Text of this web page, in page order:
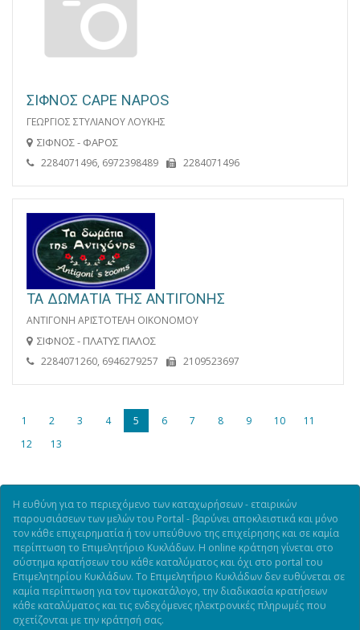
ΣΙΦΝΟΣ CAPE NAPOS
ΓΕΩΡΓΙΟΣ ΣΤΥΛΙΑΝΟΥ ΛΟΥΚΗΣ
ΣΙΦΝΟΣ - ΦΑΡΟΣ
2284071496, 6972398489 2284071496
ΤΑ ΔΩΜΑΤΙΑ ΤΗΣ ΑΝΤΙΓΟΝΗΣ
ΑΝΤΙΓΟΝΗ ΑΡΙΣΤΟΤΕΛΗ ΟΙΚΟΝΟΜΟΥ
ΣΙΦΝΟΣ - ΠΛΑΤΥΣ ΓΙΑΛΟΣ
2284071260, 6946279257 2109523697
1 2 3 4 5 6 7 8 9 10
11
12
13
Η ευθύνη για το περιεχόμενο των καταχωρήσεων - εταιρικών
παρουσιάσεων των μελών του Portal - βαρύνει αποκλειστικά και μόνο
τον κάθε επιχειρηματία ή τον υπεύθυνο της επιχείρησης και σε καμία
περίπτωση το Επιμελητήριο Κυκλάδων. Η online κράτηση γίνεται στο
σύστημα κρατήσεων του κάθε καταλύματος και όχι στο portal του
Επιμελητηρίου Κυκλάδων. Το Επιμελητήριο Κυκλάδων δεν ευθύνεται σε
καμία περίπτωση για τον τιμοκατάλογο, την διαδικασία κρατήσεων
κάθε καταλύματος και τις ενδεχόμενες ηλεκτρονικές πληρωμές που
σχετίζονται με την κράτησή σας.